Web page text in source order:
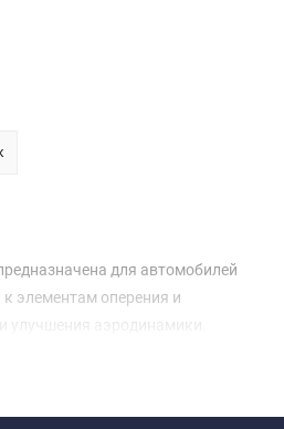
для автомобилей
элементам оперения и
улучшения аэродинамики.